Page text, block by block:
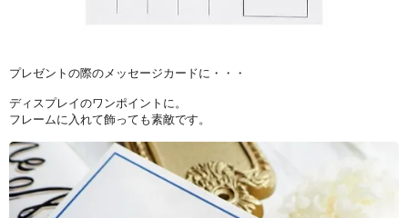
プレゼントの際のメッセージカードに・・・
ディスプレイのワンポイントに。
フレームに入れて飾っても素敵です。